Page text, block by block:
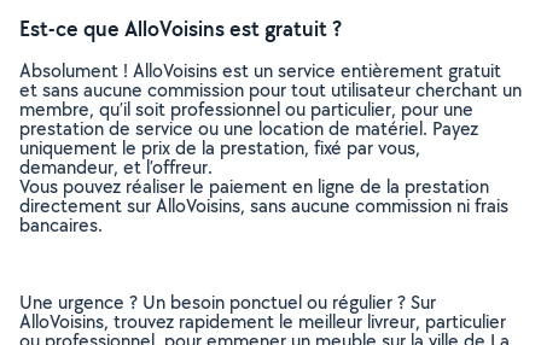
Est-ce que AlloVoisins est gratuit ?
Absolument ! AlloVoisins est un service entièrement gratuit
et sans aucune commission pour tout utilisateur cherchant un
membre, qu’il soit professionnel ou particulier, pour une
prestation de service ou une location de matériel. Payez
uniquement le prix de la prestation, fixé par vous,
demandeur, et l’offreur.
Vous pouvez réaliser le paiement en ligne de la prestation
directement sur AlloVoisins, sans aucune commission ni frais
bancaires.
Une urgence ? Un besoin ponctuel ou régulier ? Sur
AlloVoisins, trouvez rapidement le meilleur livreur, particulier